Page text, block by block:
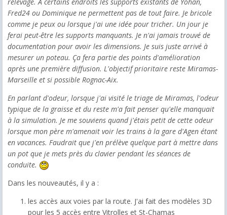
Fred24 ou Dominique ne permettent pas de tout faire. Je bricole
comme je peux ou lorsque j'ai une idée pour tricher. Un jour je
ferai peut-être les supports manquants. Je n'ai jamais trouvé de
documentation pour avoir les dimensions. Je suis juste arrivé à
mesurer un poteau. Ça fera partie des points d'amélioration
après une première diffusion. L'objectif prioritaire reste Miramas-
Marseille et si possible Rognac-Aix.
En parlant d'odeur, lorsque j'ai visité le triage de Miramas, l'odeur
typique de la graisse et du reste m'a fait penser qu'elle manquait
à la simulation. Je me souviens quand j'étais petit de cette odeur
lorsque mon père m'amenait voir les trains à la gare d'Agen étant
en vacances. Faudrait que j'en prélève quelque part à mettre dans
un pot que je mets près du clavier pendant les séances de
conduite.
Dans les nouveautés, il y a :
les accès aux voies par la route. J'ai fait des modèles 3D
pour les 5 accès entre Vitrolles et St-Chamas